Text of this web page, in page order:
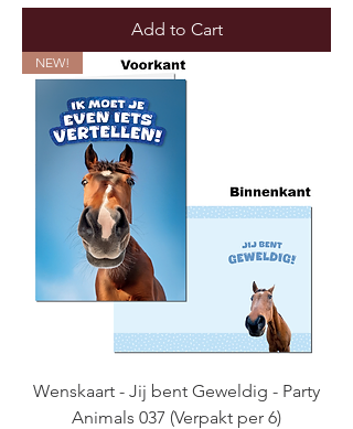
Add to Cart
NEW!
Wenskaart - Jij bent Geweldig - Party
Animals 037 (Verpakt per 6)